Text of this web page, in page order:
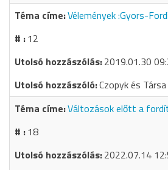
Vélemények :Gyors-
12
2019.01.30
Czopyk és
Változások előtt a
18
2022.07.14